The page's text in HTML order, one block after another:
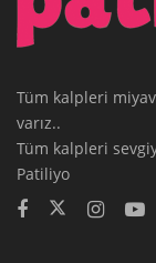
Tüm kalpleri
varız..
Tüm kalpleri
Patiliyo